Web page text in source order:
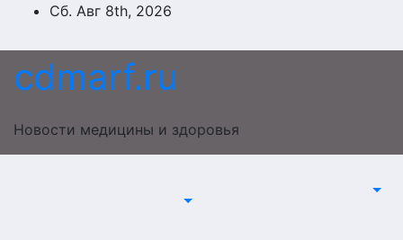
Перейти
содержимому
Сб. Авг 8th, 2026
cdmarf.ru
Новости медицины и здоровья